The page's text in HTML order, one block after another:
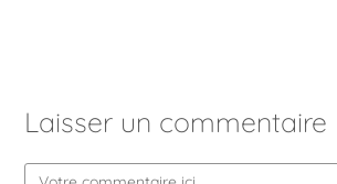
Laisser un commentaire